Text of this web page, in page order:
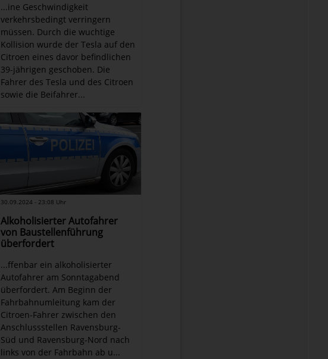
...ine Geschwindigkeit
verkehrsbedingt verringern
müssen. Durch die wuchtige
Kollision wurde der Tesla auf den
Citroen eines davor befindlichen
39-jährigen geschoben. Die
Fahrer des Tesla und des Citroen
sowie die Beifahrer...
30.09.2024 - 23:08 Uhr
Alkoholisierter Autofahrer
von Baustellenführung
überfordert
...ffenbar ein alkoholisierter
Autofahrer am Sonntagabend
überfordert. Am Beginn der
Fahrbahnumleitung kam der
Citroen-Fahrer zwischen den
Anschlussstellen Ravensburg-
Süd und Ravensburg-Nord nach
links von der Fahrbahn ab u...